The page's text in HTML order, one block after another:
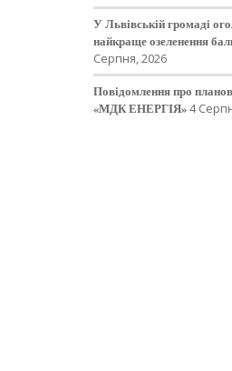
У Львівській громаді
найкраще озеленення
Серпня, 2026
Повідомлення про
«МДК ЕНЕРГІЯ»4